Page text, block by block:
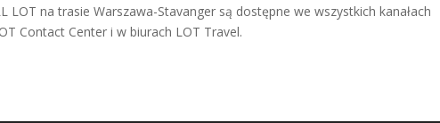
LOT na trasie Warszawa-Stavanger są dostępne we wszystkich kanałach
Contact Center i w biurach LOT Travel.